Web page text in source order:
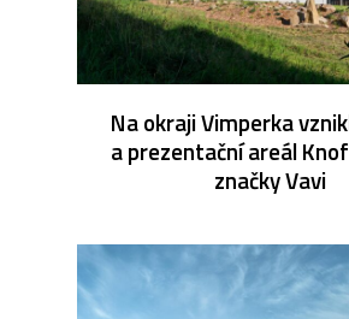
Na okraji Vimperka
a prezentační areál
značky Vavi